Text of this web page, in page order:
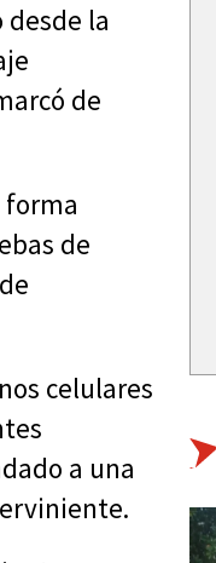
la
de
forma
de
celulares
a una